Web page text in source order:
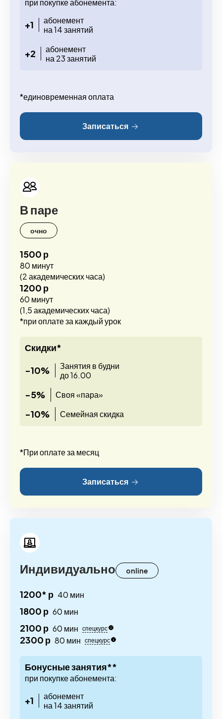
при покупке абонемента:
+1
абонемент
на 14 занятий
+2
абонемент
на 23 занятий
*единовременная оплата
Записаться
В паре
очно
1500 р
80 минут
(2 академических часа)
1200 р
60 минут
(1,5 академических часа)
*при оплате за каждый урок
Скидки*
-10%
Занятия в будни
до 16.00
-5% Своя «пара»
-10% Семейная скидка
*При оплате за месяц
Записаться
Индивидуально online
1200* р 40 мин
1800 р 60 мин
2100 р 60 мин спецкурс
2300 р 80 мин спецкурс
Бонусные занятия**
при покупке абонемента:
+1
абонемент
на 14 занятий